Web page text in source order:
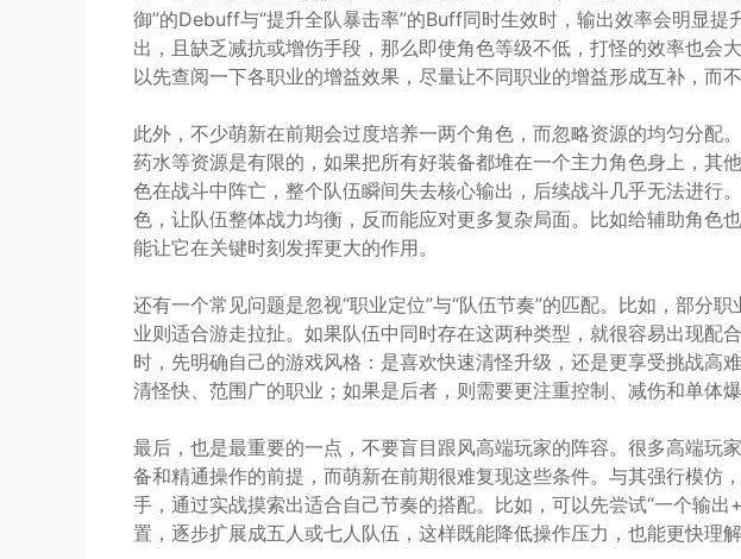
御”的Debuff与“提升全队暴击率”的Buff同时生效时，输出效率会明显提
出，且缺乏减抗或增伤手段，那么即使角色等级不低，打怪的效率也会
以先查阅一下各职业的增益效果，尽量让不同职业的增益形成互补，而不
此外，不少萌新在前期会过度培养一两个角色，而忽略资源的均匀分配
药水等资源是有限的，如果把所有好装备都堆在一个主力角色身上，其
色在战斗中阵亡，整个队伍瞬间失去核心输出，后续战斗几乎无法进行
色，让队伍整体战力均衡，反而能应对更多复杂局面。比如给辅助角色
能让它在关键时刻发挥更大的作用。
还有一个常见问题是忽视“职业定位”与“队伍节奏”的匹配。比如，部分
业则适合游走拉扯。如果队伍中同时存在这两种类型，就很容易出现配
时，先明确自己的游戏风格：是喜欢快速清怪升级，还是更享受挑战高
清怪快、范围广的职业；如果是后者，则需要更注重控制、减伤和单体爆
最后，也是最重要的一点，不要盲目跟风高端玩家的阵容。很多高端玩
备和精通操作的前提，而萌新在前期很难复现这些条件。与其强行模仿
手，通过实战摸索出适合自己节奏的搭配。比如，可以先尝试“一个输
置，逐步扩展成五人或七人队伍，这样既能降低操作压力，也能更快理解